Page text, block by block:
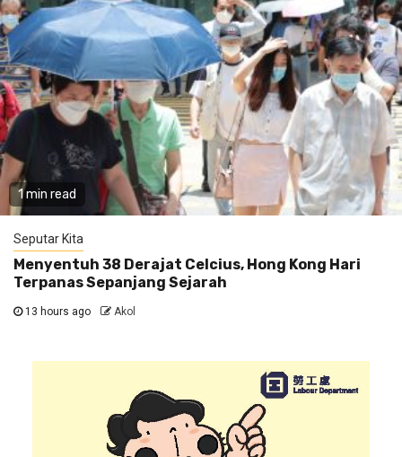
1 min read
Seputar Kita
Menyentuh 38 Derajat Celcius, Hong Kong Hari
Terpanas Sepanjang Sejarah
13 hours ago Akol